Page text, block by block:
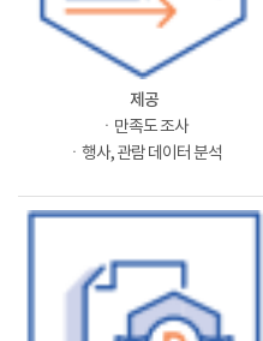
제공
ㆍ만족도 조사
ㆍ행사, 관람 데이터 분석